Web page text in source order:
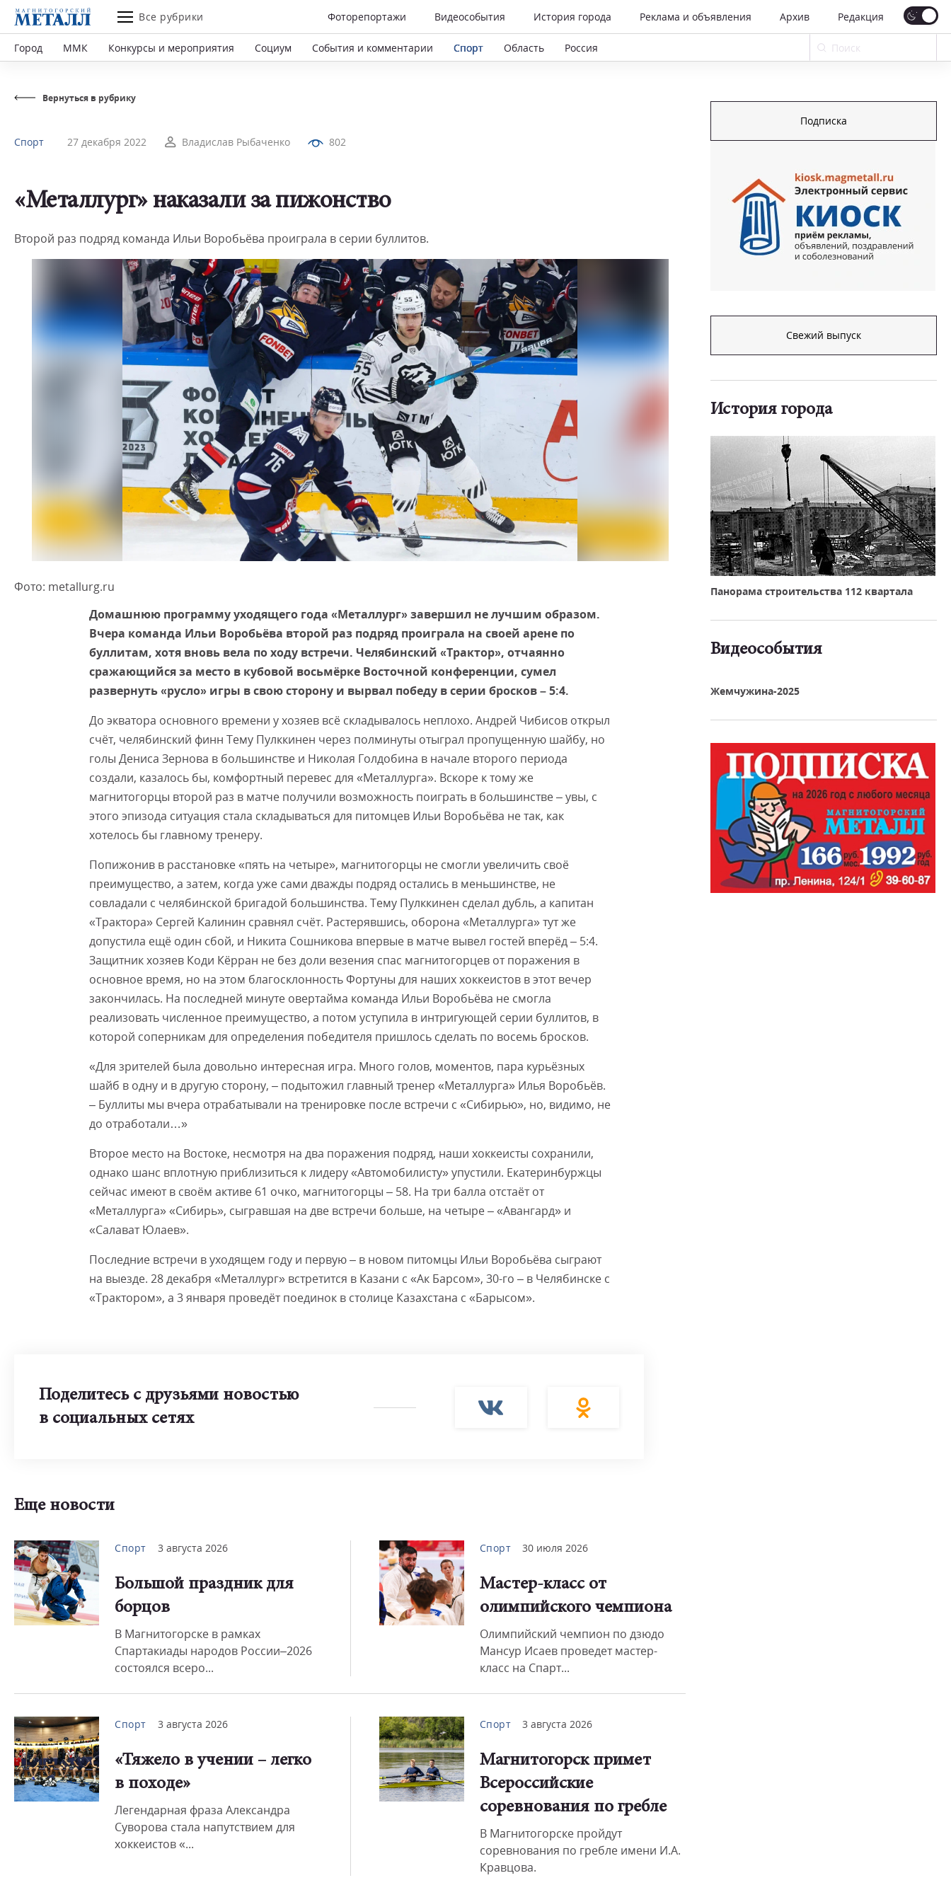
Все рубрики Фоторепортажи Видеособытия История города Реклама и объявления Архив Редакция
Город ММК Конкурсы и мероприятия Социум События и комментарии Спорт Область Россия
Вернуться в рубрику
Спорт 27 декабря 2022 Владислав Рыбаченко 802
«Металлург» наказали за пижонство
Второй раз подряд команда Ильи Воробьёва проиграла в серии буллитов.
Фото: metallurg.ru
Домашнюю программу уходящего года «Металлург» завершил не лучшим образом.
Вчера команда Ильи Воробьёва второй раз подряд проиграла на своей арене по
буллитам, хотя вновь вела по ходу встречи. Челябинский «Трактор», отчаянно
сражающийся за место в кубовой восьмёрке Восточной конференции, сумел
развернуть «русло» игры в свою сторону и вырвал победу в серии бросков – 5:4.
До экватора основного времени у хозяев всё складывалось неплохо. Андрей Чибисов открыл
счёт, челябинский финн Тему Пулккинен через полминуты отыграл пропущенную шайбу, но
голы Дениса Зернова в большинстве и Николая Голдобина в начале второго периода
создали, казалось бы, комфортный перевес для «Металлурга». Вскоре к тому же
магнитогорцы второй раз в матче получили возможность поиграть в большинстве – увы, с
этого эпизода ситуация стала складываться для питомцев Ильи Воробьёва не так, как
хотелось бы главному тренеру.
Попижонив в расстановке «пять на четыре», магнитогорцы не смогли увеличить своё
преимущество, а затем, когда уже сами дважды подряд остались в меньшинстве, не
совладали с челябинской бригадой большинства. Тему Пулккинен сделал дубль, а капитан
«Трактора» Сергей Калинин сравнял счёт. Растерявшись, оборона «Металлурга» тут же
допустила ещё один сбой, и Никита Сошникова впервые в матче вывел гостей вперёд – 5:4.
Защитник хозяев Коди Кёрран не без доли везения спас магнитогорцев от поражения в
основное время, но на этом благосклонность Фортуны для наших хоккеистов в этот вечер
закончилась. На последней минуте овертайма команда Ильи Воробьёва не смогла
реализовать численное преимущество, а потом уступила в интригующей серии буллитов, в
которой соперникам для определения победителя пришлось сделать по восемь бросков.
«Для зрителей была довольно интересная игра. Много голов, моментов, пара курьёзных
шайб в одну и в другую сторону, – подытожил главный тренер «Металлурга» Илья Воробьёв.
– Буллиты мы вчера отрабатывали на тренировке после встречи с «Сибирью», но, видимо, не
до отработали…»
Второе место на Востоке, несмотря на два поражения подряд, наши хоккеисты сохранили,
однако шанс вплотную приблизиться к лидеру «Автомобилисту» упустили. Екатеринбуржцы
сейчас имеют в своём активе 61 очко, магнитогорцы – 58. На три балла отстаёт от
«Металлурга» «Сибирь», сыгравшая на две встречи больше, на четыре – «Авангард» и
«Салават Юлаев».
Последние встречи в уходящем году и первую – в новом питомцы Ильи Воробьёва сыграют
на выезде. 28 декабря «Металлург» встретится в Казани с «Ак Барсом», 30-го – в Челябинске с
«Трактором», а 3 января проведёт поединок в столице Казахстана с «Барысом».
Поделитесь с друзьями новостью
в социальных сетях
Еще новости
Спорт 3 августа 2026
Большой праздник для
борцов
В Магнитогорске в рамках
Спартакиады народов России–2026
состоялся всеро...
Спорт 30 июля 2026
Мастер-класс от
олимпийского чемпиона
Олимпийский чемпион по дзюдо
Мансур Исаев проведет мастер-
класс на Спарт...
Спорт 3 августа 2026
«Тяжело в учении – легко
в походе»
Легендарная фраза Александра
Суворова стала напутствием для
хоккеистов «...
Спорт 3 августа 2026
Магнитогорск примет
Всероссийские
соревнования по гребле
В Магнитогорске пройдут
соревнования по гребле имени И.А.
Кравцова.
Подписка
Свежий выпуск
История города
Панорама строительства 112 квартала
Видеособытия
Жемчужина-2025